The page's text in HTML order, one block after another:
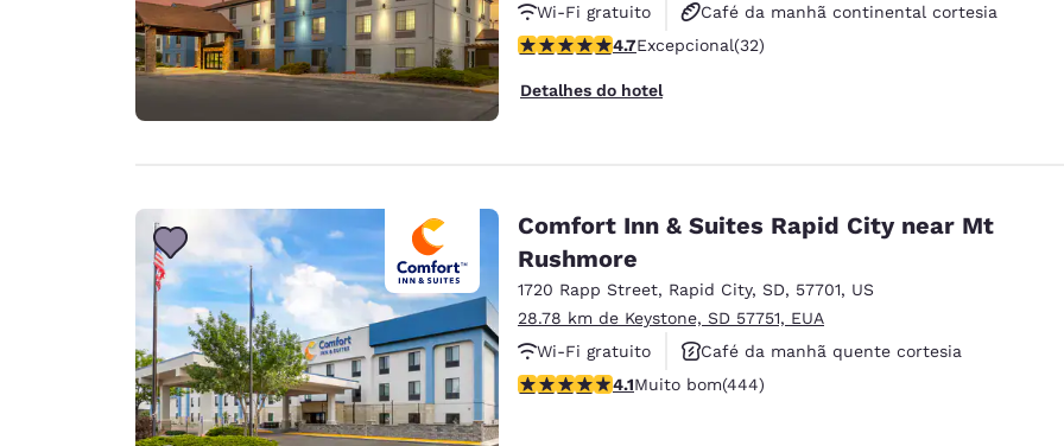
Wi-Fi gratuito
Café da manhã continental cortesia
Café da manhã quente cortesia
classificação 4.72 estrelas. Excepcional. 32 avaliações
4.7Excepcional(32)
Detalhes do hotel
Comfort Inn & Suites Rapid City near Mt
Rushmore
1720 Rapp Street, Rapid City, SD, 57701, US
28.78 km de Keystone, SD 57751, EUA
Wi-Fi gratuito
Café da manhã quente cortesia
Aceita animais de estimação
classificação 4.14 estrelas. Muito bom. 444 avaliações
4.1Muito bom(444)